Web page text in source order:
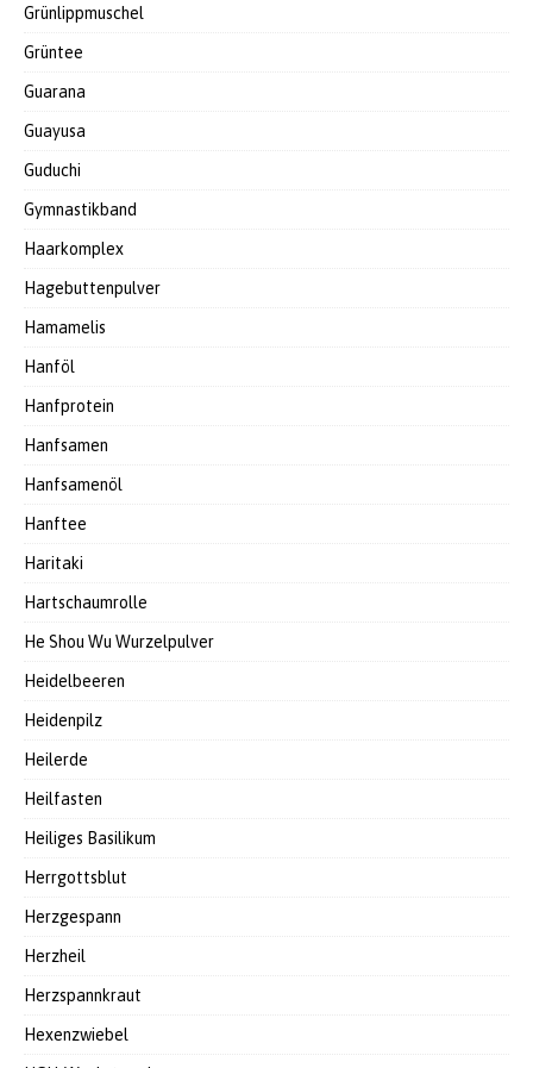
Grünlippmuschel
Grüntee
Guarana
Guayusa
Guduchi
Gymnastikband
Haarkomplex
Hagebuttenpulver
Hamamelis
Hanföl
Hanfprotein
Hanfsamen
Hanfsamenöl
Hanftee
Haritaki
Hartschaumrolle
He Shou Wu Wurzelpulver
Heidelbeeren
Heidenpilz
Heilerde
Heilfasten
Heiliges Basilikum
Herrgottsblut
Herzgespann
Herzheil
Herzspannkraut
Hexenzwiebel